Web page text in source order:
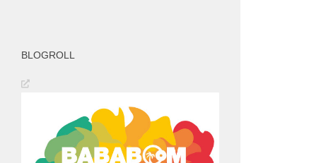
BLOGROLL